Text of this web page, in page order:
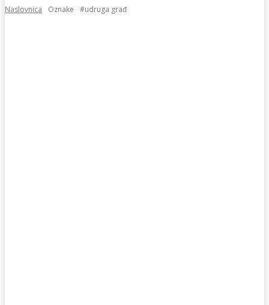
Naslovnica Oznake #udruga građ